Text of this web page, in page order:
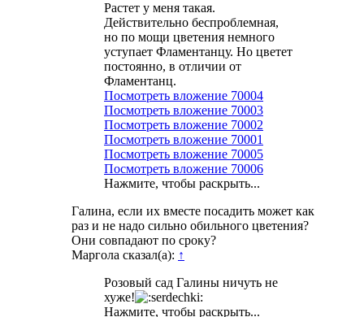
Растет у меня такая.
Действительно беспроблемная,
но по мощи цветения немного
уступает Фламентанцу. Но цветет
постоянно, в отличии от
Фламентанц.
Посмотреть вложение 70004
Посмотреть вложение 70003
Посмотреть вложение 70002
Посмотреть вложение 70001
Посмотреть вложение 70005
Посмотреть вложение 70006
Нажмите, чтобы раскрыть...
Галина, если их вместе посадить может как
раз и не надо сильно обильного цветения?
Они совпадают по сроку?
Маргола сказал(а): ↑
Розовый сад Галины ничуть не
хуже!
Нажмите, чтобы раскрыть...